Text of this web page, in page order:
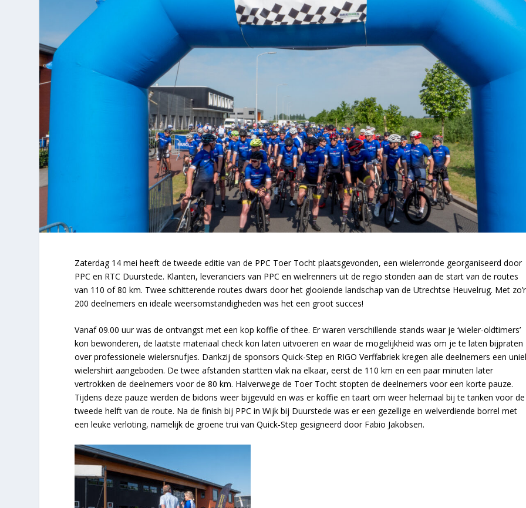
Zaterdag 14 mei heeft de tweede editie van de PPC Toer Tocht plaatsgevonden, een wielerronde georganiseerd door
PPC en RTC Duurstede. Klanten, leveranciers van PPC en wielrenners uit de regio stonden aan de start van de routes
van 110 of 80 km. Twee schitterende routes dwars door het glooiende landschap van de Utrechtse Heuvelrug. Met
200 deelnemers en ideale weersomstandigheden was het een groot succes!
Vanaf 09.00 uur was de ontvangst met een kop koffie of thee. Er waren verschillende stands waar je ‘wieler-oldtimers’
kon bewonderen, de laatste materiaal check kon laten uitvoeren en waar de mogelijkheid was om je te laten bijpraten
over professionele wielersnufjes. Dankzij de sponsors Quick-Step en RIGO Verffabriek kregen alle deelnemers een
wielershirt aangeboden. De twee afstanden startten vlak na elkaar, eerst de 110 km en een paar minuten later
vertrokken de deelnemers voor de 80 km. Halverwege de Toer Tocht stopten de deelnemers voor een korte pauze.
Tijdens deze pauze werden de bidons weer bijgevuld en was er koffie en taart om weer helemaal bij te tanken voor de
tweede helft van de route. Na de finish bij PPC in Wijk bij Duurstede was er een gezellige en welverdiende borrel met
een leuke verloting, namelijk de groene trui van Quick-Step gesigneerd door Fabio Jakobsen.